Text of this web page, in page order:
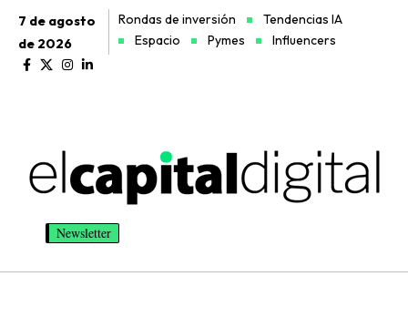
7 de agosto
de 2026
Rondas de inversión
Tendencias IA
Espacio
Pymes Influencers
Newsletter